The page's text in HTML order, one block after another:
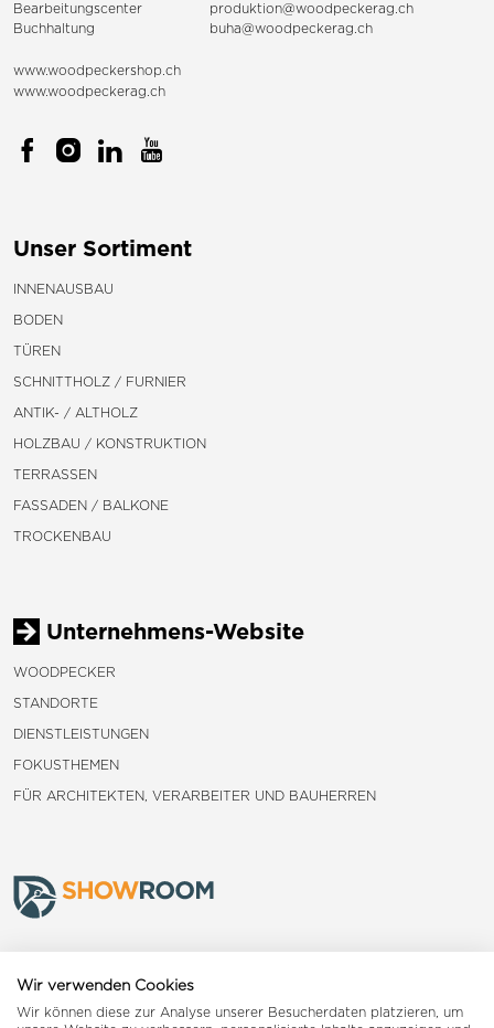
Bearbeitungscenter
produktion@woodpeckerag.ch
Buchhaltung
buha@woodpeckerag.ch
www.woodpeckershop.ch
www.woodpeckerag.ch
Unser Sortiment
INNENAUSBAU
BODEN
TÜREN
SCHNITTHOLZ / FURNIER
ANTIK- / ALTHOLZ
HOLZBAU / KONSTRUKTION
TERRASSEN
FASSADEN / BALKONE
TROCKENBAU
Unternehmens-Website
WOODPECKER
STANDORTE
DIENSTLEISTUNGEN
FOKUSTHEMEN
FÜR ARCHITEKTEN, VERARBEITER UND BAUHERREN
Landquart
Wir verwenden Cookies
Wir können diese zur Analyse unserer Besucherdaten platzieren, um